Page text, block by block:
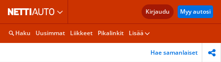
Kirjaudu Myy autosi
Haku Uusimmat Liikkeet Pikalinkit Lisää
Hae samanlaiset